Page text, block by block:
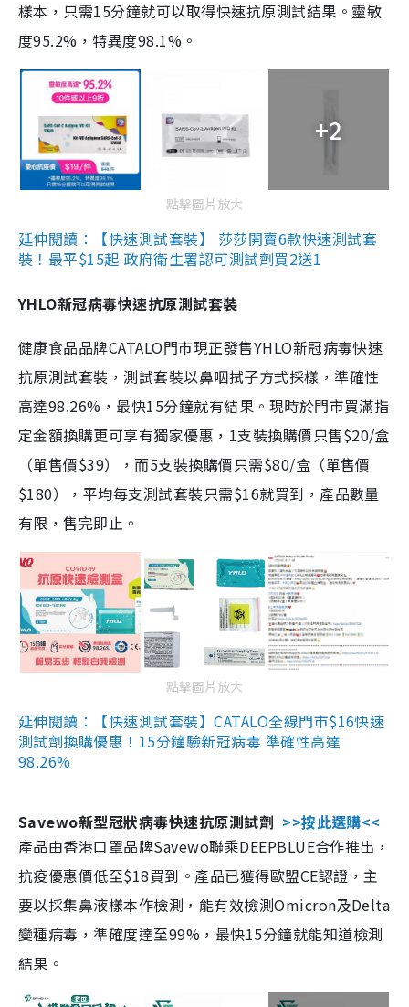
樣本，只需15分鐘就可以取得快速抗原測試結果。靈敏
度95.2%，特異度98.1%。
+2
點擊圖片放大
延伸閱讀：【快速測試套裝】 莎莎開賣6款快速測試套
裝！最平$15起 政府衛生署認可測試劑買2送1
YHLO新冠病毒快速抗原測試套裝
健康食品品牌CATALO門市現正發售YHLO新冠病毒快速
抗原測試套裝，測試套裝以鼻咽拭子方式採樣，準確性
高達98.26%，最快15分鐘就有結果。現時於門市買滿指
定金額換購更可享有獨家優惠，1支裝換購價只售$20/盒
（單售價$39），而5支裝換購價只需$80/盒（單售價
$180），平均每支測試套裝只需$16就買到，產品數量
有限，售完即止。
點擊圖片放大
延伸閱讀：【快速測試套裝】CATALO全線門市$16快速
測試劑換購優惠！15分鐘驗新冠病毒 準確性高達
98.26%
Savewo新型冠狀病毒快速抗原測試劑 >>按此選購<<
產品由香港口罩品牌Savewo聯乘DEEPBLUE合作推出，
抗疫優惠價低至$18買到。產品已獲得歐盟CE認證，主
要以採集鼻液樣本作檢測，能有效檢測Omicron及Delta
變種病毒，準確度達至99%，最快15分鐘就能知道檢測
結果。